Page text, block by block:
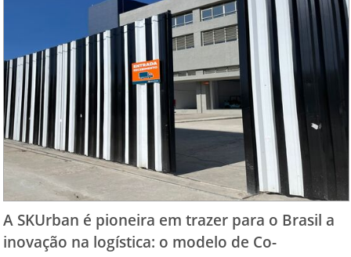
A SKUrban é pioneira em trazer para o Brasil a
inovação na logística: o modelo de Co-